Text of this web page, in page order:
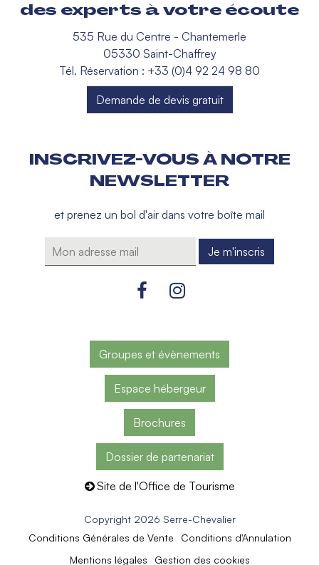
des experts à votre écoute
535 Rue du Centre - Chantemerle
05330 Saint-Chaffrey
Tél. Réservation : +33 (0)4 92 24 98 80
Demande de devis gratuit
INSCRIVEZ-VOUS À NOTRE
NEWSLETTER
et prenez un bol d'air dans votre boîte mail
Groupes et évènements
Espace hébergeur
Brochures
Dossier de partenariat
Site de l'Office de Tourisme
Copyright 2026 Serre-Chevalier
Conditions Générales de Vente
Conditions d'Annulation
Mentions légales
Gestion des cookies